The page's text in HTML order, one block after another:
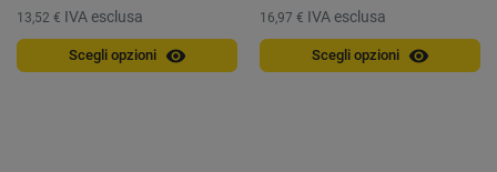
13,52 € IVA esclusa
Scegli opzioni visibility
16,97 € IVA esclusa
Scegli opzioni visibility